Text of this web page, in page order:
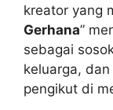
kreator yang
Gerhana”
sebagai
keluarga,
pengikut di